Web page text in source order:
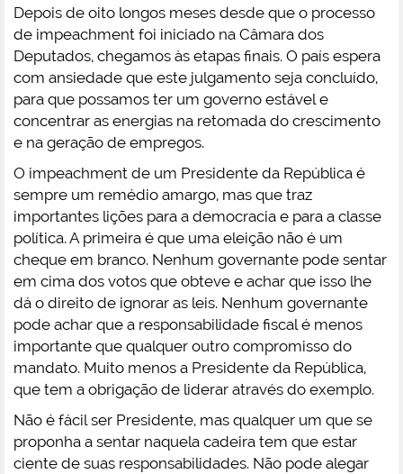
Depois de oito longos meses desde que o processo
de impeachment foi iniciado na Câmara dos
Deputados, chegamos às etapas finais. O país espera
com ansiedade que este julgamento seja concluído,
para que possamos ter um governo estável e
concentrar as energias na retomada do crescimento
e na geração de empregos.
O impeachment de um Presidente da República é
sempre um remédio amargo, mas que traz
importantes lições para a democracia e para a classe
política. A primeira é que uma eleição não é um
cheque em branco. Nenhum governante pode sentar
em cima dos votos que obteve e achar que isso lhe
dá o direito de ignorar as leis. Nenhum governante
pode achar que a responsabilidade fiscal é menos
importante que qualquer outro compromisso do
mandato. Muito menos a Presidente da República,
que tem a obrigação de liderar através do exemplo.
Não é fácil ser Presidente, mas qualquer um que se
proponha a sentar naquela cadeira tem que estar
ciente de suas responsabilidades. Não pode alegar